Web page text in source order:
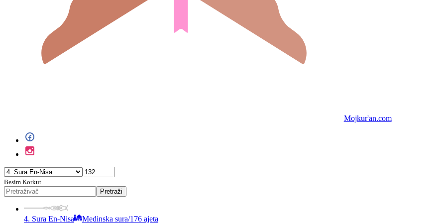
Mojkur'an.com
Besim Korkut
Pretraži
4. Sura En-Nisa Medinska sura/176 ajeta